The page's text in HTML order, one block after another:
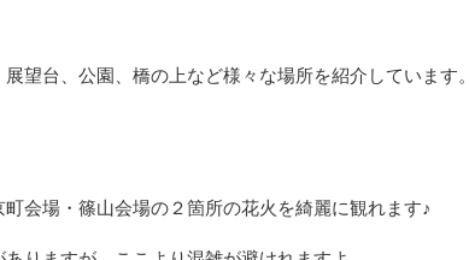
望台、公園、橋の上など様々な場所を紹介しています。
会場・篠山会場の２箇所の花火を綺麗に観れます♪